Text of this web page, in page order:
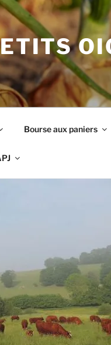
Bourse aux paniers